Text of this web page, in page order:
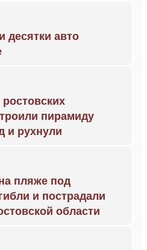
десятки авто
пирамиду
и рухнули
пляже под
и пострадали
области